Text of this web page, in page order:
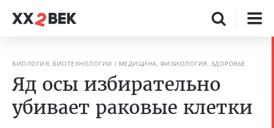
БИОЛОГИЯ, БИОТЕХНОЛОГИИ МЕДИЦИНА, ФИЗИОЛОГИЯ, ЗДОРОВЬЕ
Яд осы избирательно
убивает раковые клетки